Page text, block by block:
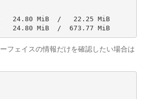
/   24.80 MiB  /  673.77 MiB
フェイスの情報だけを確認したい場合は